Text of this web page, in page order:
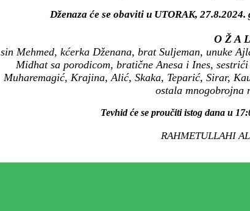
Dženaza će se obaviti u UTORAK,
O Ž A
sin Mehmed, kćerka Dženana, brat Suljeman, unuke
Midhat sa porodicom, bratične Anesa i Ines,
Muharemagić, Krajina, Alić, Skaka, Teparić, Sirar,
ostala
Tevhid će se proučiti istog dana u
RAHMETULLAHI